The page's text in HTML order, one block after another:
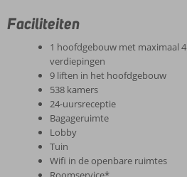
Faciliteiten
1 hoofdgebouw met maximaal
verdiepingen
9 liften in het hoofdgebouw
538 kamers
24-uursreceptie
Bagageruimte
Lobby
Tuin
Wifi in de openbare ruimtes